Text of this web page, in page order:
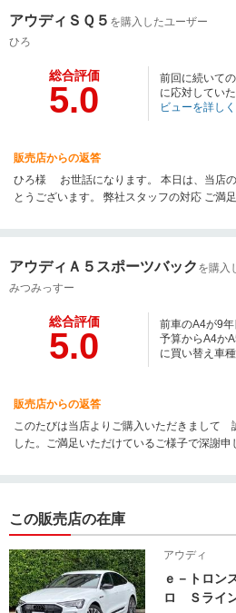
アウディＳＱ５ を購入したユーザー
ひろ
総合評価
5.0
前回に続いて
に応対してい
ビューを詳し
販売店からの返答
ひろ様 お世話になります。 本日は、当店
とうございます。 弊社スタッフの対応 ご満
りごと等が御座いましたら お気軽にお問合
アウディＡ５スポーツバック を購入
みつみっすー
総合評価
5.0
前車のA4が9年
予算からA4か
に買い替え車種
販売店からの返答
このたびは当店よりご購入いただきまして
した。ご満足いただけているご様子で深謝申
れからも末長いお付き合いを 宜しくお願い
この販売店の在庫
アウディ
ｅ－トロン
ロ Ｓライ